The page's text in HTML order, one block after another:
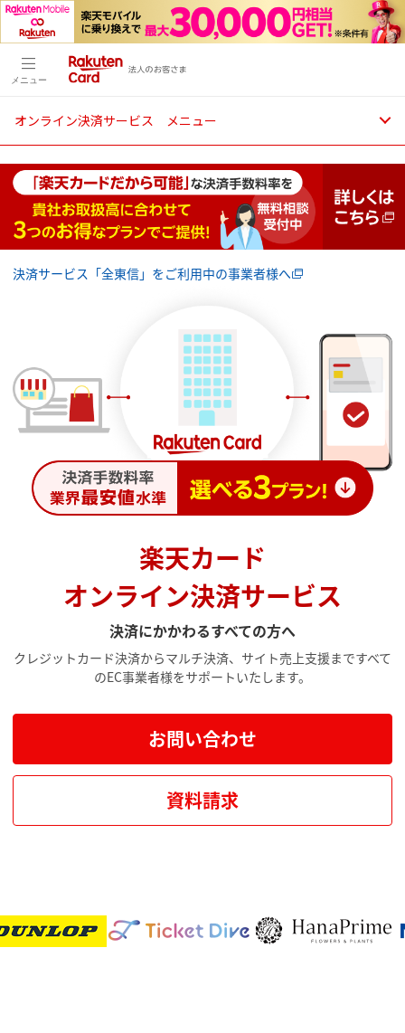
メニュー
オンライン決済サービス メニュー
決済サービス「全東信」をご利用中の事業者様へ
楽天カード
オンライン決済サービス
決済にかかわるすべての方へ
クレジットカード決済からマルチ決済、サイト売上支援まですべて
のEC事業者様をサポートいたします。
お問い合わせ
資料請求